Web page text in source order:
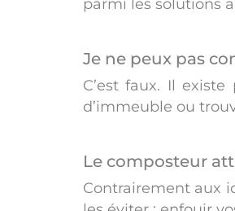
parmi les solutions
Je ne peux pas
C’est faux. Il
d’immeuble ou
Le composteur
Contrairement aux